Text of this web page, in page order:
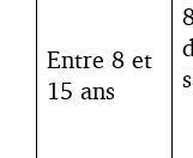
Entre 8 et
15 ans